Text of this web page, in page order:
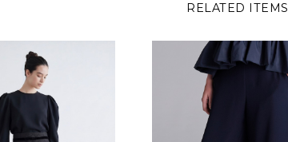
RELATED ITEMS